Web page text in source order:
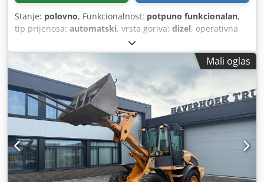
Stanje: polovno, Funkcionalnost: potpuno funkcionalan,
tip prijenosa: automatski, vrsta goriva: dizel, operativna
, konfiguracija osovina:
registracija:10/1977, Godina izgradnje:1977, Oprema:
hidraulika
Mali oglas